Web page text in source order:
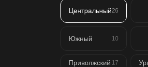
Центральный26
Южный 10
Приволжский 17